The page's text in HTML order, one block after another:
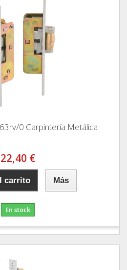
0 Carpintería Metálica
22,40 €
carrito Más
En stock